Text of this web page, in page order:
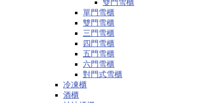
雙門雪櫃
單門雪櫃
雙門雪櫃
三門雪櫃
四門雪櫃
五門雪櫃
六門雪櫃
對門式雪櫃
冷凍櫃
酒櫃